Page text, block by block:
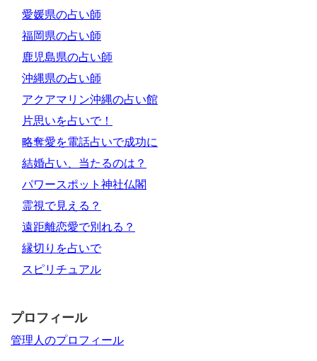
愛媛県の占い師
福岡県の占い師
鹿児島県の占い師
沖縄県の占い師
アクアマリン沖縄の占い館
片思いを占いで！
略奪愛を電話占いで成功に
結婚占い、当たるのは？
パワースポット神社仏閣
霊視で見える？
遠距離恋愛で別れる？
縁切りを占いで
スピリチュアル
プロフィール
管理人のプロフィール